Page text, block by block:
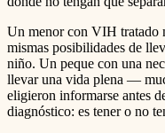
Un menor con VIH tratado
mismas posibilidades de
niño. Un peque con una
llevar una vida plena —
eligieron informarse antes
diagnóstico: es tener o no